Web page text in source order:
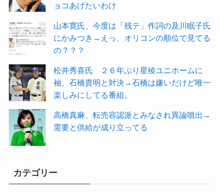
ョコあげたいわけ
山本寛氏、今度は「残テ」作詞の及川眠子氏
にかみつき→えっ、オリコンの順位で見てる
の？？？
松井秀喜氏 ２６年ぶり星稜ユニホームに
袖、石橋貴明と対決→石橋は嫌いだけど唯一
楽しみにしてる番組。
高橋真麻、転売容認派とみなされ異論噴出→
需要と供給が成り立ってる
カテゴリー